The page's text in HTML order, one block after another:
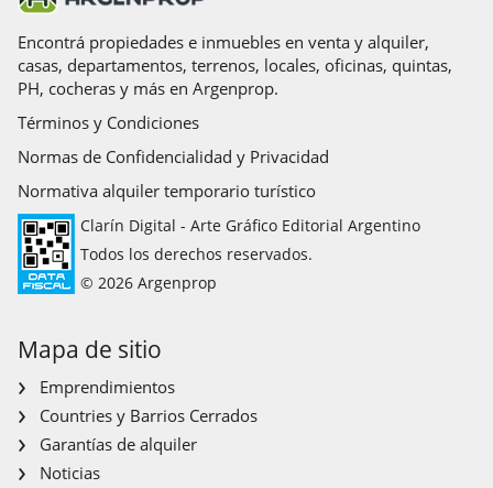
Encontrá propiedades e inmuebles en venta y alquiler,
casas, departamentos, terrenos, locales, oficinas, quintas,
PH, cocheras y más en Argenprop.
Términos y Condiciones
Normas de Confidencialidad y Privacidad
Normativa alquiler temporario turístico
Clarín Digital - Arte Gráfico Editorial Argentino
Todos los derechos reservados.
© 2026 Argenprop
Mapa de sitio
Emprendimientos
Countries y Barrios Cerrados
Garantías de alquiler
Noticias